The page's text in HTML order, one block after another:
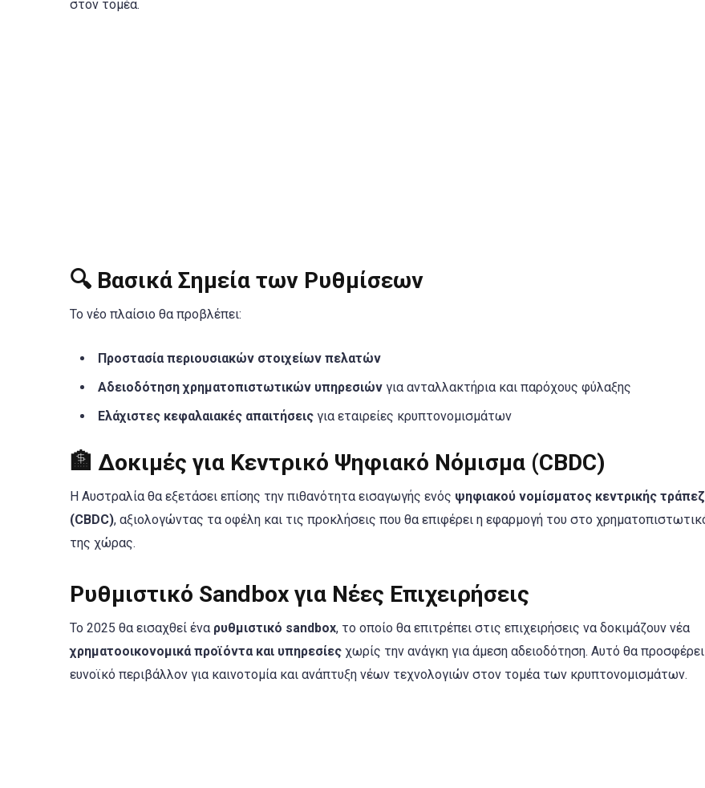
στον τομέα.
🔍 Βασικά Σημεία των Ρυθμίσεων
Το νέο πλαίσιο θα προβλέπει:
Προστασία περιουσιακών στοιχείων πελατών
Αδειοδότηση χρηματοπιστωτικών υπηρεσιών για ανταλλακτήρια και παρόχους φύλαξης
Ελάχιστες κεφαλαιακές απαιτήσεις για εταιρείες κρυπτονομισμάτων
🏦 Δοκιμές για Κεντρικό Ψηφιακό Νόμισμα (CBDC)
Η Αυστραλία θα εξετάσει επίσης την πιθανότητα εισαγωγής ενός ψηφιακού νομίσματος κεντρικής
(CBDC), αξιολογώντας τα οφέλη και τις προκλήσεις που θα επιφέρει η εφαρμογή του στο
της χώρας.
Ρυθμιστικό Sandbox για Νέες Επιχειρήσεις
Το 2025 θα εισαχθεί ένα ρυθμιστικό sandbox, το οποίο θα επιτρέπει στις επιχειρήσεις να δοκιμάζουν νέα
χρηματοοικονομικά προϊόντα και υπηρεσίες χωρίς την ανάγκη για άμεση αδειοδότηση. Αυτό θα
ευνοϊκό περιβάλλον για καινοτομία και ανάπτυξη νέων τεχνολογιών στον τομέα των κρυπτονομισμάτων.